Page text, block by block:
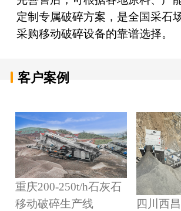
定制专属破碎方案，是全国采石
采购移动破碎设备的靠谱选择。
客户案例
重庆200-250t/h石灰石
移动破碎生产线
四川西